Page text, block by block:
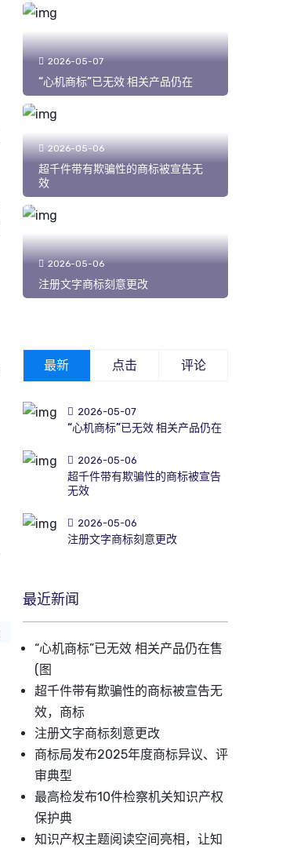
2026-05-07
“心机商标”已无效 相关产品仍在
2026-05-06
超千件带有欺骗性的商标被宣告无
效
2026-05-06
注册文字商标刻意更改
最新 点击 评论
2026-05-07
“心机商标”已无效 相关产品仍在
2026-05-06
超千件带有欺骗性的商标被宣告
无效
2026-05-06
注册文字商标刻意更改
最近新闻
“心机商标”已无效 相关产品仍在售
(图
超千件带有欺骗性的商标被宣告无
效，商标
注册文字商标刻意更改
商标局发布2025年度商标异议、评
审典型
最高检发布10件检察机关知识产权
保护典
知识产权主题阅读空间亮相，让知